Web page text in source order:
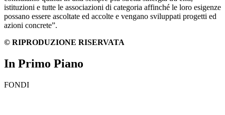
istituzioni e tutte le associazioni di categoria affinché le loro esigenze
possano essere ascoltate ed accolte e vengano sviluppati progetti ed
azioni concrete”.
© RIPRODUZIONE RISERVATA
In Primo Piano
FONDI